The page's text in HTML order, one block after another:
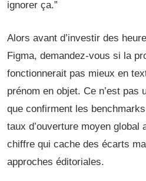
ignorer ça.”
Alors avant d’investir des
Figma, demandez-vous si la
fonctionnerait pas mieux en
prénom en objet. Ce n’est
que confirment les
taux d’ouverture moyen global
chiffre qui cache des écarts
approches éditoriales.